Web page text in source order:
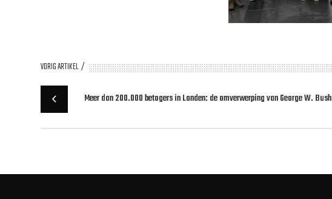
VORIG ARTIKEL
Meer dan 200.000 betogers in Londen: de omverwerping van George W. Bush